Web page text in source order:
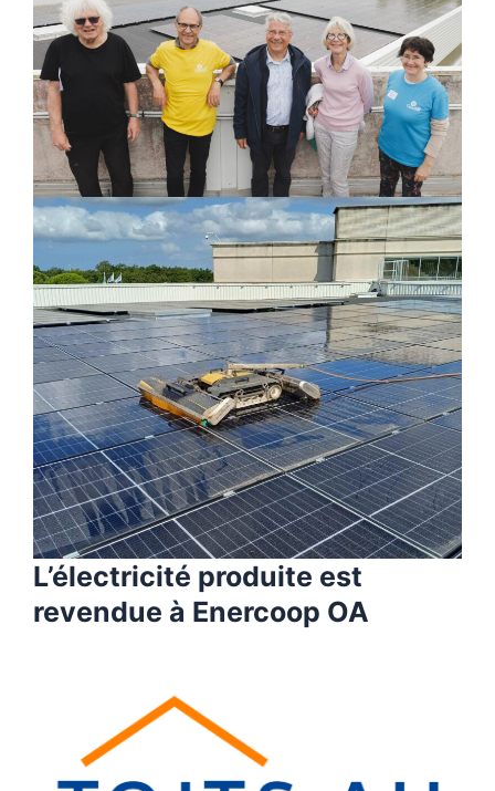
L’électricité produite est
revendue à Enercoop OA